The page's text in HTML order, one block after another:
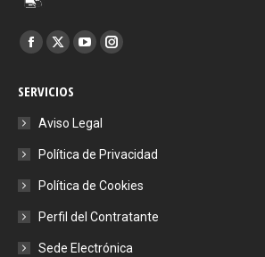
Encuéntranos en:
Facebook
opens
in
new
X
opens
in
YouTube
in
Instagram
SERVICIOS
Aviso Legal
Política de Privacidad
Política de Cookies
Perfil del Contratante
Sede Electrónica